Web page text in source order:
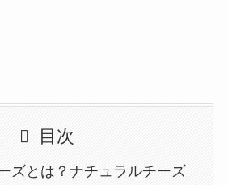
目次
ズとは？ナチュラルチーズ